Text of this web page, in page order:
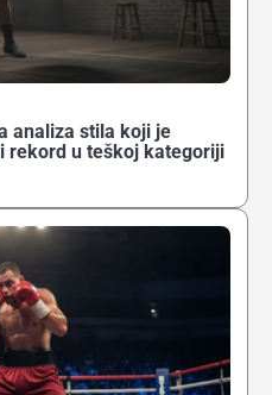
analiza stila koji je
rekord u teškoj kategoriji
osnova modernog